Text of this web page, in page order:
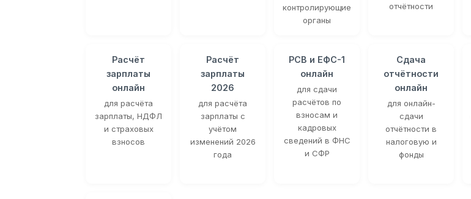
контролирующие
органы
отчётности
Расчёт
зарплаты
онлайн
для расчёта
зарплаты, НДФЛ
и страховых
взносов
Расчёт
зарплаты
2026
для расчёта
зарплаты с
учётом
изменений 2026
года
РСВ и ЕФС-1
онлайн
для сдачи
расчётов по
взносам и
кадровых
сведений в ФНС
и СФР
Сдача
отчётности
онлайн
для онлайн-
сдачи
отчётности в
налоговую и
фонды